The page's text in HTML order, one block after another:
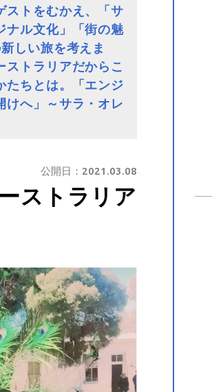
ストをむかえ、「サ
ナル文化」「街の魅
しい旅を考えま
ストラリアだからこ
たちとは。「エンジ
けへ」～サラ・オレ
ストラリア
公開日： 2021.03.08